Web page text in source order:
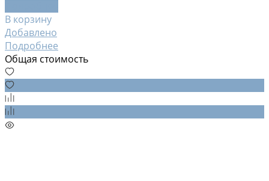
В корзину
Добавлено
Подробнее
Общая стоимость